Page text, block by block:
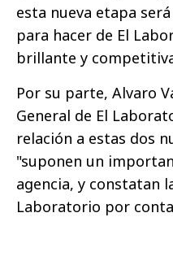
esta nueva etapa
para hacer de El
brillante y
Por su parte, Alvaro
General de El
relación a estas dos
"suponen un
agencia, y constatan
Laboratorio por